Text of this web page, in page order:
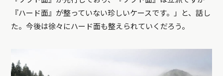
『ハード面』が整っていない珍しいケースです。」と、話し
た。今後は徐々にハード面も整えられていくだろう。